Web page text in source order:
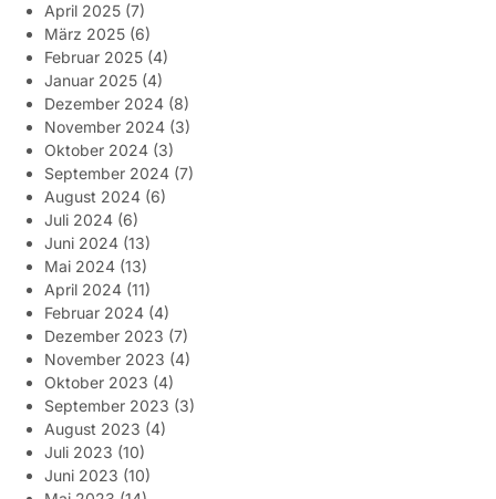
April 2025 (7)
März 2025 (6)
Februar 2025 (4)
Januar 2025 (4)
Dezember 2024 (8)
November 2024 (3)
Oktober 2024 (3)
September 2024 (7)
August 2024 (6)
Juli 2024 (6)
Juni 2024 (13)
Mai 2024 (13)
April 2024 (11)
Februar 2024 (4)
Dezember 2023 (7)
November 2023 (4)
Oktober 2023 (4)
September 2023 (3)
August 2023 (4)
Juli 2023 (10)
Juni 2023 (10)